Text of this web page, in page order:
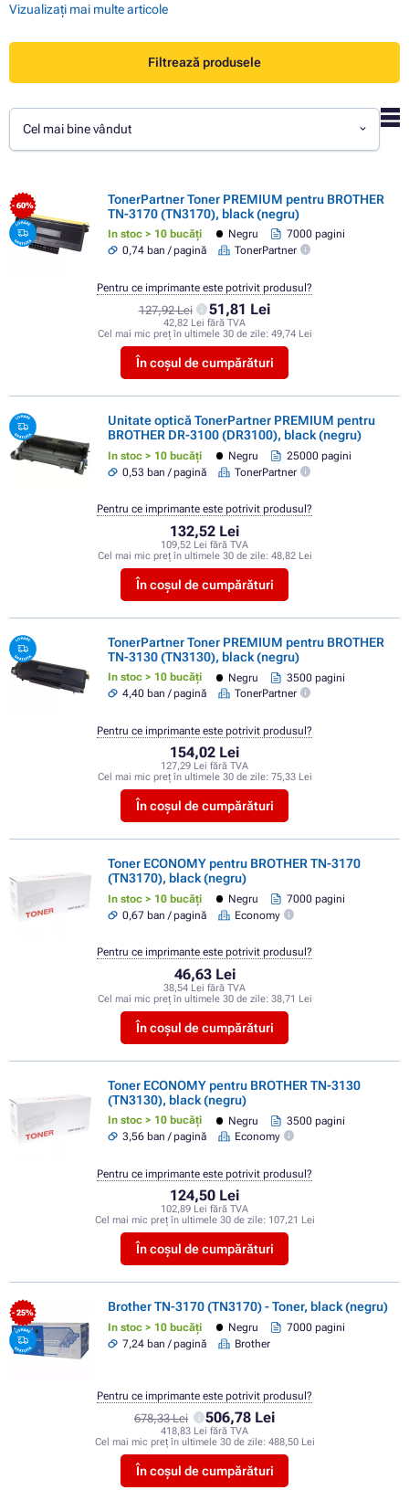
Vizualizați mai multe articole
Filtrează produsele
Cel mai bine vândut
- 60%
TonerPartner Toner PREMIUM pentru BROTHER
TN-3170 (TN3170), black (negru)
In stoc > 10 bucăți Negru
7000 pagini
0,74 ban / pagină
TonerPartner
127,92 Lei 51,81 Lei
42,82 Lei fără TVA
Cel mai mic preț în ultimele 30 de zile: 49,74 Lei
În coșul de cumpărături
Pentru ce imprimante este potrivit produsul?
Unitate optică TonerPartner PREMIUM pentru
BROTHER DR-3100 (DR3100), black (negru)
In stoc > 10 bucăți Negru
25000 pagini
0,53 ban / pagină
TonerPartner
132,52 Lei
109,52 Lei fără TVA
Cel mai mic preț în ultimele 30 de zile: 48,82 Lei
În coșul de cumpărături
Pentru ce imprimante este potrivit produsul?
TonerPartner Toner PREMIUM pentru BROTHER
TN-3130 (TN3130), black (negru)
In stoc > 10 bucăți Negru
3500 pagini
4,40 ban / pagină
TonerPartner
154,02 Lei
127,29 Lei fără TVA
Cel mai mic preț în ultimele 30 de zile: 75,33 Lei
În coșul de cumpărături
Pentru ce imprimante este potrivit produsul?
Toner ECONOMY pentru BROTHER TN-3170
(TN3170), black (negru)
In stoc > 10 bucăți Negru
7000 pagini
0,67 ban / pagină
Economy
46,63 Lei
38,54 Lei fără TVA
Cel mai mic preț în ultimele 30 de zile: 38,71 Lei
În coșul de cumpărături
Pentru ce imprimante este potrivit produsul?
Toner ECONOMY pentru BROTHER TN-3130
(TN3130), black (negru)
In stoc > 10 bucăți Negru
3500 pagini
3,56 ban / pagină
Economy
124,50 Lei
102,89 Lei fără TVA
Cel mai mic preț în ultimele 30 de zile: 107,21 Lei
În coșul de cumpărături
Pentru ce imprimante este potrivit produsul?
- 25% Brother TN-3170 (TN3170) - Toner, black (negru)
In stoc > 10 bucăți Negru
7000 pagini
7,24 ban / pagină
Brother
678,33 Lei 506,78 Lei
418,83 Lei fără TVA
Cel mai mic preț în ultimele 30 de zile: 488,50 Lei
În coșul de cumpărături
Pentru ce imprimante este potrivit produsul?